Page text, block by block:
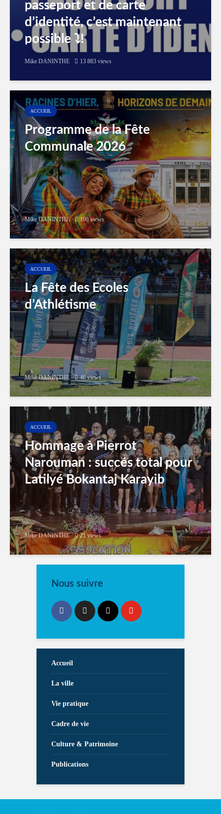
passeport et de carte
d’identité, c’est maintenant
possible ⤵️!
Mike DANINTHE 13 883 views
ACCUEIL
Programme de la Fête
Communale 2026
Mike DANINTHE 198 views
ACCUEIL
La Fête des Ecoles
d’Athlétisme
Mike DANINTHE 46 views
ACCUEIL
Hommage à Pierrot
Narouman : succés total pour
Latilyé Bokantaj Karayib
Mike DANINTHE 21 views
Nous suivre
Accueil
La ville
Vie pratique
Cadre de vie
Culture & Patrimoine
Publications